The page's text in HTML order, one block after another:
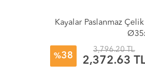
Kayalar Paslanmaz Çelik
%38
3,796.20 TL
2,372.63